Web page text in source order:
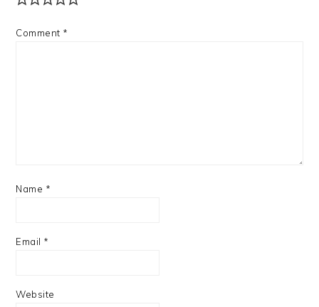
Comment *
Name *
Email *
Website